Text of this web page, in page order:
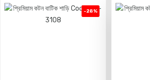
-28%